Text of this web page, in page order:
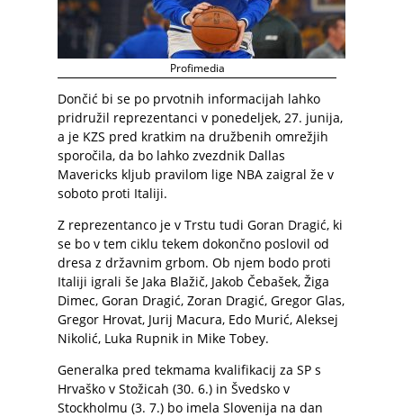
Profimedia
Dončić bi se po prvotnih informacijah lahko
pridružil reprezentanci v ponedeljek, 27. junija,
a je KZS pred kratkim na družbenih omrežjih
sporočila, da bo lahko zvezdnik Dallas
Mavericks kljub pravilom lige NBA zaigral že v
soboto proti Italiji.
Z reprezentanco je v Trstu tudi Goran Dragić, ki
se bo v tem ciklu tekem dokončno poslovil od
dresa z državnim grbom. Ob njem bodo proti
Italiji igrali še Jaka Blažič, Jakob Čebašek, Žiga
Dimec, Goran Dragić, Zoran Dragić, Gregor Glas,
Gregor Hrovat, Jurij Macura, Edo Murić, Aleksej
Nikolić, Luka Rupnik in Mike Tobey.
Generalka pred tekmama kvalifikacij za SP s
Hrvaško v Stožicah (30. 6.) in Švedsko v
Stockholmu (3. 7.) bo imela Slovenija na dan